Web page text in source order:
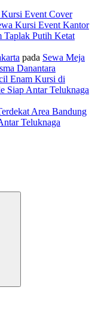
Event Cover
Kursi Event Kantor
Taplak Putih Ketat
pada Sewa Meja
Danantara
Enam Kursi di
Siap Antar Teluknaga
Area Bandung
Teluknaga